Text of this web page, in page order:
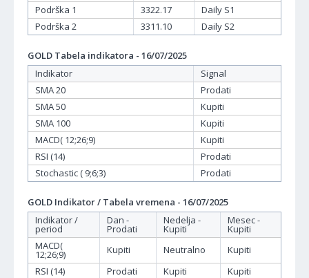
Podrška 1
3322.17
Daily S1
Podrška 2
3311.10 Daily S2
GOLD Tabela indikatora - 16/07/2025
Indikator
Signal
SMA 20
Prodati
SMA 50
Kupiti
SMA 100
Kupiti
MACD( 12;26;9)
Kupiti
RSI (14)
Prodati
Stochastic ( 9;6;3)
Prodati
GOLD Indikator / Tabela vremena - 16/07/2025
Indikator /
period
Dan -
Prodati
Nedelja -
Kupiti
Mesec -
Kupiti
MACD(
12;26;9) Kupiti Neutralno
Kupiti
RSI (14)
Prodati Kupiti
Kupiti